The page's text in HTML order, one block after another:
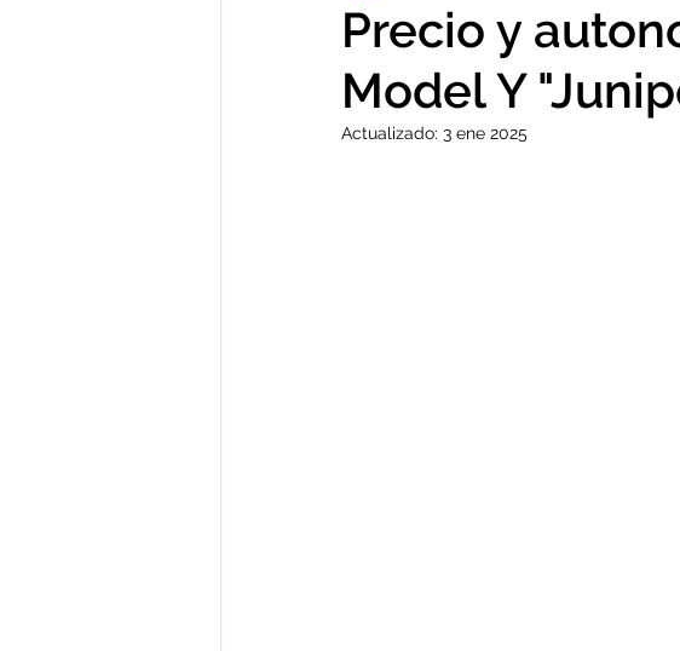
Precio y
Model Y
Actualizado: 3 ene 2025